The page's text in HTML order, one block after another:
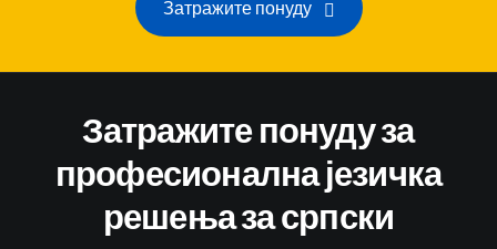
Затражите понуду
Затражите понуду за
професионална језичка
решења за српски